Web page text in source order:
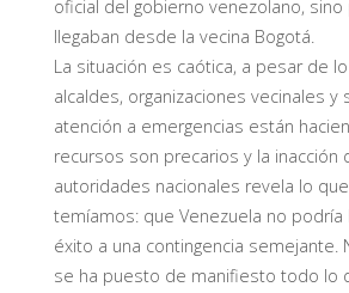
oficial del gobierno venezolano,
llegaban desde la vecina Bogotá.
La situación es caótica, a pesar de
alcaldes, organizaciones vecinales y
atención a emergencias están
recursos son precarios y la inacción
autoridades nacionales revela lo
temíamos: que Venezuela no podría
éxito a una contingencia semejante.
se ha puesto de manifiesto todo lo